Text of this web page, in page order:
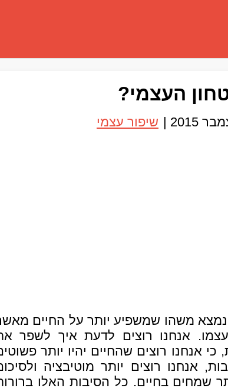
העצמי?
| שיפור עצמי
משהו שמשפיע יותר על החיים
אנחנו רוצים לדעת איך לשפר
אנחנו רוצים שהחיים יהיו יותר
אנחנו רוצים יותר מוטיבציה
שמחים בחיים. כל הסיבות האלו